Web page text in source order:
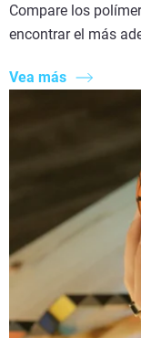
Compare los
encontrar el más
Vea más